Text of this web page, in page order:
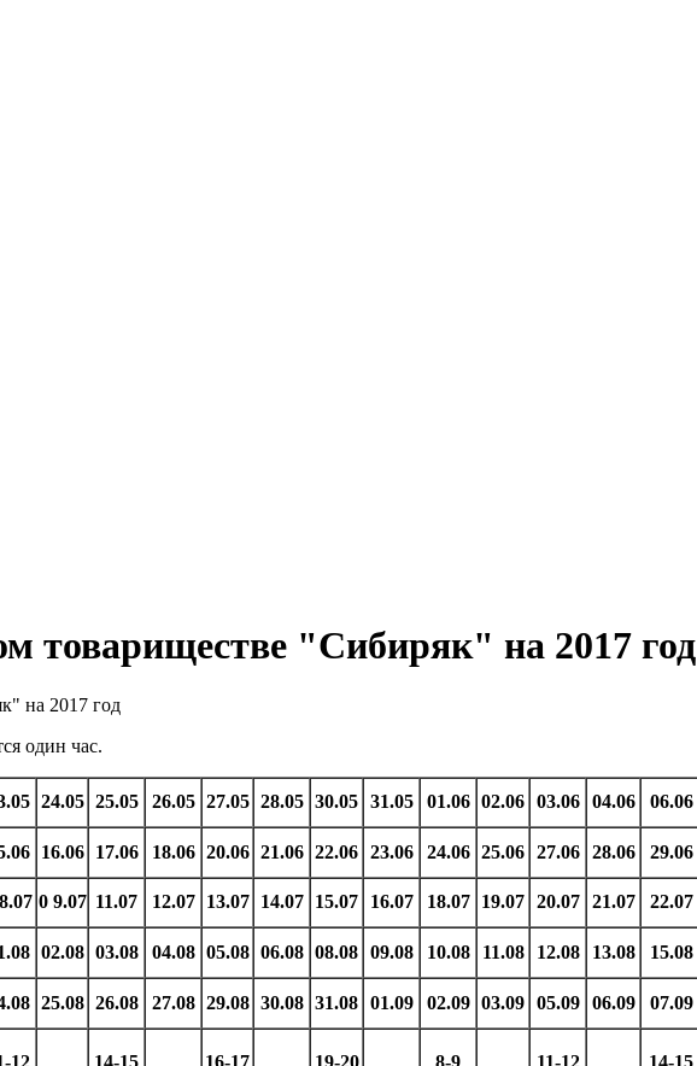
товариществе "Сибиряк" на 2017 год
на 2017 год
один час.
24.05 25.05 26.05 27.05 28.05 30.05 31.05 01.06 02.06 03.06 04.06 06.06
16.06 17.06 18.06 20.06 21.06 22.06 23.06 24.06 25.06 27.06 28.06 29.06
0 9.07 11.07 12.07 13.07 14.07 15.07 16.07 18.07 19.07 20.07 21.07 22.07
02.08 03.08 04.08 05.08 06.08 08.08 09.08 10.08 11.08 12.08 13.08 15.08
25.08 26.08 27.08 29.08 30.08 31.08 01.09 02.09 03.09 05.09 06.09
07.09
12 14-15 16-17 19-20 8-9 11-12 14-15